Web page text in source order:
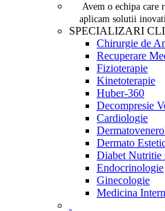
Avem o echipa care
aplicam solutii
SPECIALIZARI
Chirurgie de
Recuperare
Fizioterapie
Kinetoterapie
Huber-360
Decompresie
Cardiologie
Dermato
Diabet Nutritie
Endocrinologie
Ginecologie
Medicina